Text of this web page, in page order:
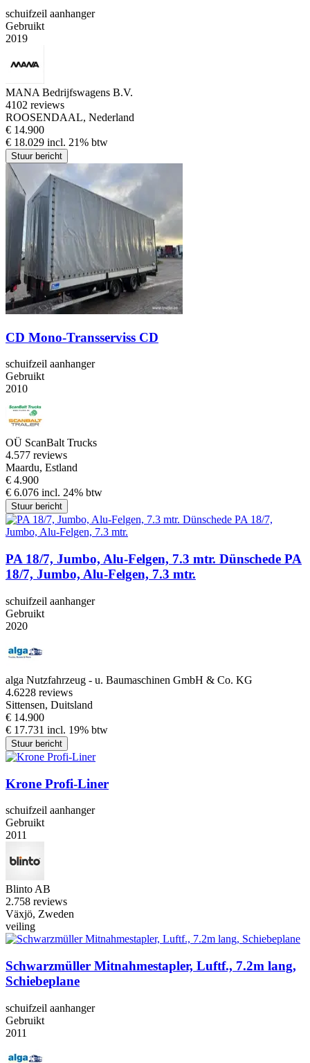
schuifzeil aanhanger
Gebruikt
2019
MANA Bedrijfswagens B.V.
4102 reviews
ROOSENDAAL, Nederland
€ 14.900
€ 18.029 incl. 21% btw
Stuur bericht
CD Mono-Transserviss CD
schuifzeil aanhanger
Gebruikt
2010
OÜ ScanBalt Trucks
4.577 reviews
Maardu, Estland
€ 4.900
€ 6.076 incl. 24% btw
Stuur bericht
PA 18/7, Jumbo, Alu-Felgen, 7.3 mtr. Dünschede PA
18/7, Jumbo, Alu-Felgen, 7.3 mtr.
schuifzeil aanhanger
Gebruikt
2020
alga Nutzfahrzeug - u. Baumaschinen GmbH & Co. KG
4.6228 reviews
Sittensen, Duitsland
€ 14.900
€ 17.731 incl. 19% btw
Stuur bericht
Krone Profi-Liner
schuifzeil aanhanger
Gebruikt
2011
Blinto AB
2.758 reviews
Växjö, Zweden
veiling
Schwarzmüller Mitnahmestapler, Luftf., 7.2m lang,
Schiebeplane
schuifzeil aanhanger
Gebruikt
2011